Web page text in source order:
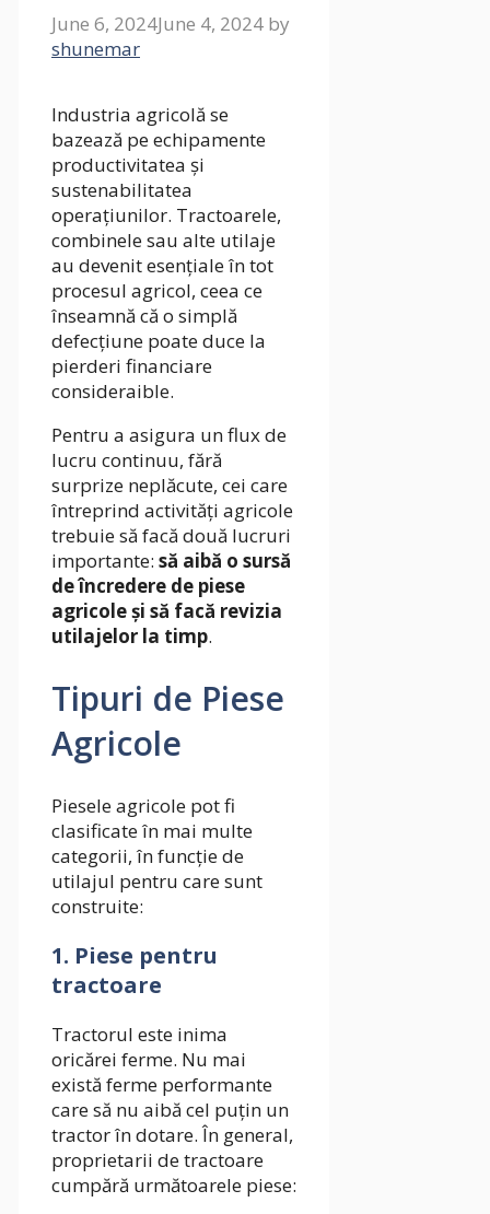
June 6, 2024June 4, 2024 by
shunemar
Industria agricolă se
bazează pe echipamente
productivitatea și
sustenabilitatea
operațiunilor. Tractoarele,
combinele sau alte utilaje
au devenit esențiale în tot
procesul agricol, ceea ce
înseamnă că o simplă
defecțiune poate duce la
pierderi financiare
consideraible.
Pentru a asigura un flux de
lucru continuu, fără
surprize neplăcute, cei care
întreprind activități agricole
trebuie să facă două lucruri
importante: să aibă o sursă
de încredere de piese
agricole și să facă revizia
utilajelor la timp.
Tipuri de Piese
Agricole
Piesele agricole pot fi
clasificate în mai multe
categorii, în funcție de
utilajul pentru care sunt
construite:
1. Piese pentru
tractoare
Tractorul este inima
oricărei ferme. Nu mai
există ferme performante
care să nu aibă cel puțin un
tractor în dotare. În general,
proprietarii de tractoare
cumpără următoarele piese: